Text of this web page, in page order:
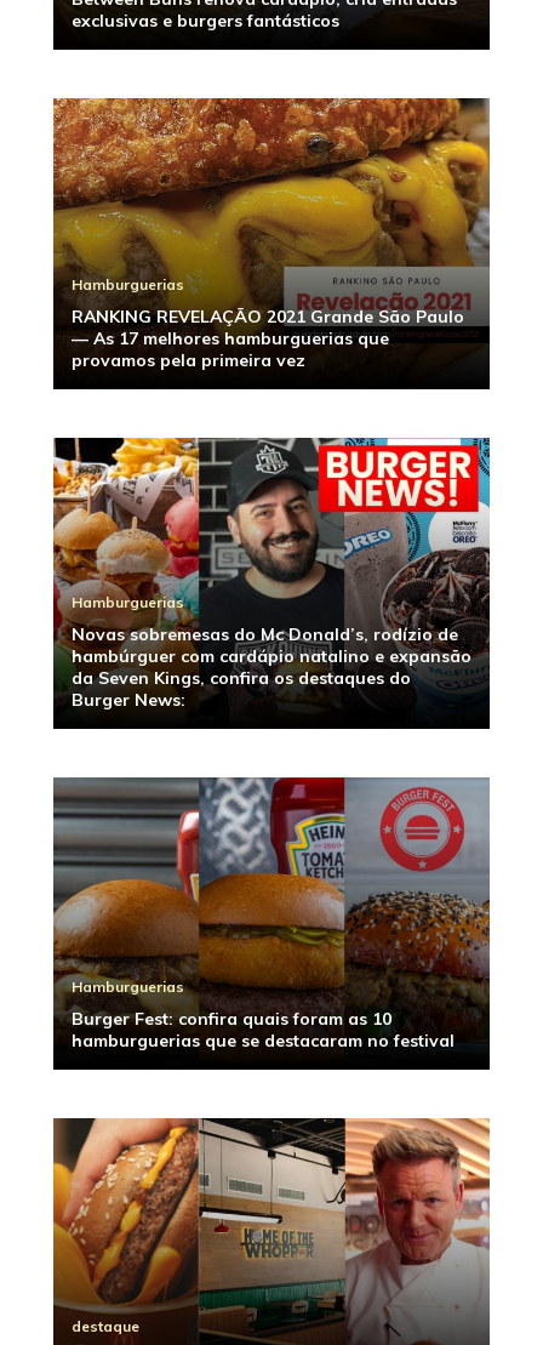
exclusivas e burgers fantásticos
Hamburguerias
RANKING REVELAÇÃO 2021 Grande São Paulo
— As 17 melhores hamburguerias que
provamos pela primeira vez
Hamburguerias
Novas sobremesas do Mc Donald’s, rodízio de
hambúrguer com cardápio natalino e expansão
da Seven Kings, confira os destaques do
Burger News:
Hamburguerias
Burger Fest: confira quais foram as 10
hamburguerias que se destacaram no festival
destaque